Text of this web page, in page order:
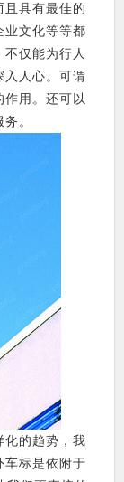
且具有最佳的
业文化等等都
仅能为行人
入人心。可谓
用。还可以
。
的趋势，我
车标是依附于